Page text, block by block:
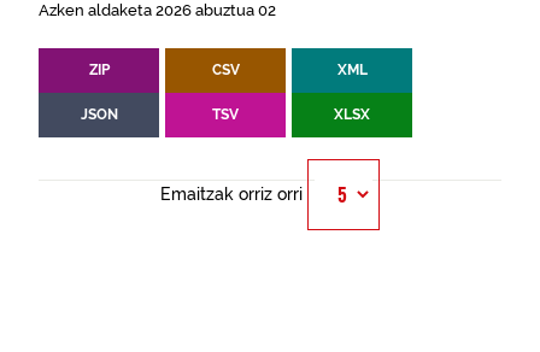
Azken aldaketa 2026 abuztua 02
ZIP CSV XML
JSON TSV XLSX
Emaitzak orriz orri